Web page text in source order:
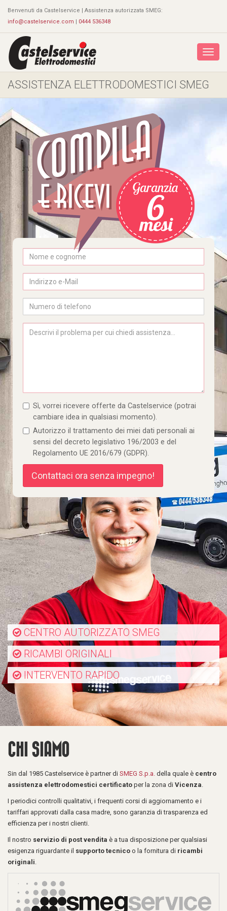
Benvenuti da Castelservice | Assistenza autorizzata SMEG:
info@castelservice.com | 0444 536348
ASSISTENZA ELETTRODOMESTICI SMEG
Sì, vorrei ricevere offerte da Castelservice (potrai
cambiare idea in qualsiasi momento).
Autorizzo il trattamento dei miei dati personali ai
sensi del decreto legislativo 196/2003 e del
Regolamento UE 2016/679 (GDPR).
Contattaci ora senza impegno!
CENTRO AUTORIZZATO SMEG
RICAMBI ORIGINALI
INTERVENTO RAPIDO
CHI SIAMO
Sin dal 1985 Castelservice è partner di SMEG S.p.a. della quale è centro
assistenza elettrodomestici certificato per la zona di Vicenza.
I periodici controlli qualitativi, i frequenti corsi di aggiornamento e i
tariffari approvati dalla casa madre, sono garanzia di trasparenza ed
efficienza per i nostri clienti.
Il nostro servizio di post vendita è a tua disposizione per qualsiasi
esigenza riguardante il supporto tecnico o la fornitura di ricambi
originali.